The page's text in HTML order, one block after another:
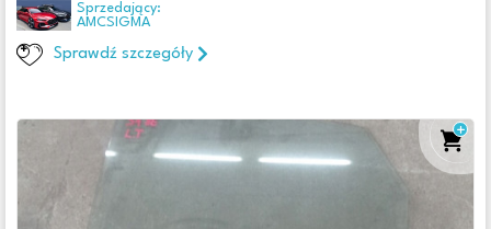
Sprzedający:
AMCSIGMA
Sprawdź szczegóły